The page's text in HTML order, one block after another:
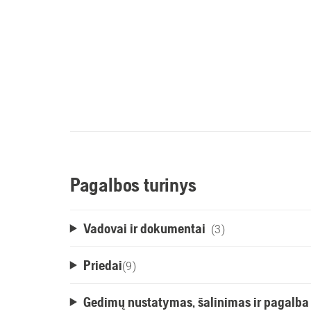
Pagalbos turinys
Vadovai ir dokumentai (3)
Priedai(9)
Gedimų nustatymas, šalinimas ir pagalba